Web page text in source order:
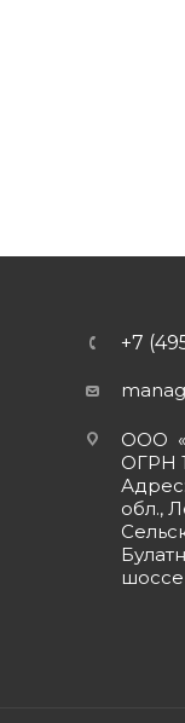
+7
ООО
ОГРН
обл.,
шоссе